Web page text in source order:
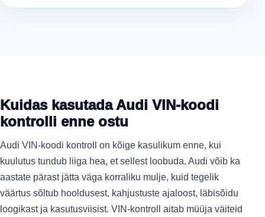
Kuidas kasutada Audi VIN-koodi
kontrolli enne ostu
Audi VIN-koodi kontroll on kõige kasulikum enne, kui
kuulutus tundub liiga hea, et sellest loobuda. Audi võib ka
aastate pärast jätta väga korraliku mulje, kuid tegelik
väärtus sõltub hooldusest, kahjustuste ajaloost, läbisõidu
loogikast ja kasutusviisist. VIN-kontroll aitab müüja väiteid